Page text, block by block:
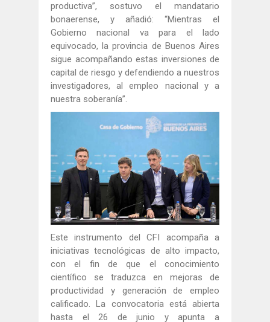
productiva”, sostuvo el mandatario
bonaerense, y añadió: “Mientras el
Gobierno nacional va para el lado
equivocado, la provincia de Buenos Aires
sigue acompañando estas inversiones de
capital de riesgo y defendiendo a nuestros
investigadores, al empleo nacional y a
nuestra soberanía”.
Este instrumento del CFI acompaña a
iniciativas tecnológicas de alto impacto,
con el fin de que el conocimiento
científico se traduzca en mejoras de
productividad y generación de empleo
calificado. La convocatoria está abierta
hasta el 26 de junio y apunta a